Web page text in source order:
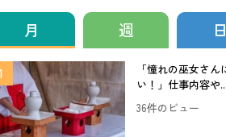
月 週 日
「憧れの巫女さん
い！」仕事内容や...
36件のビュー